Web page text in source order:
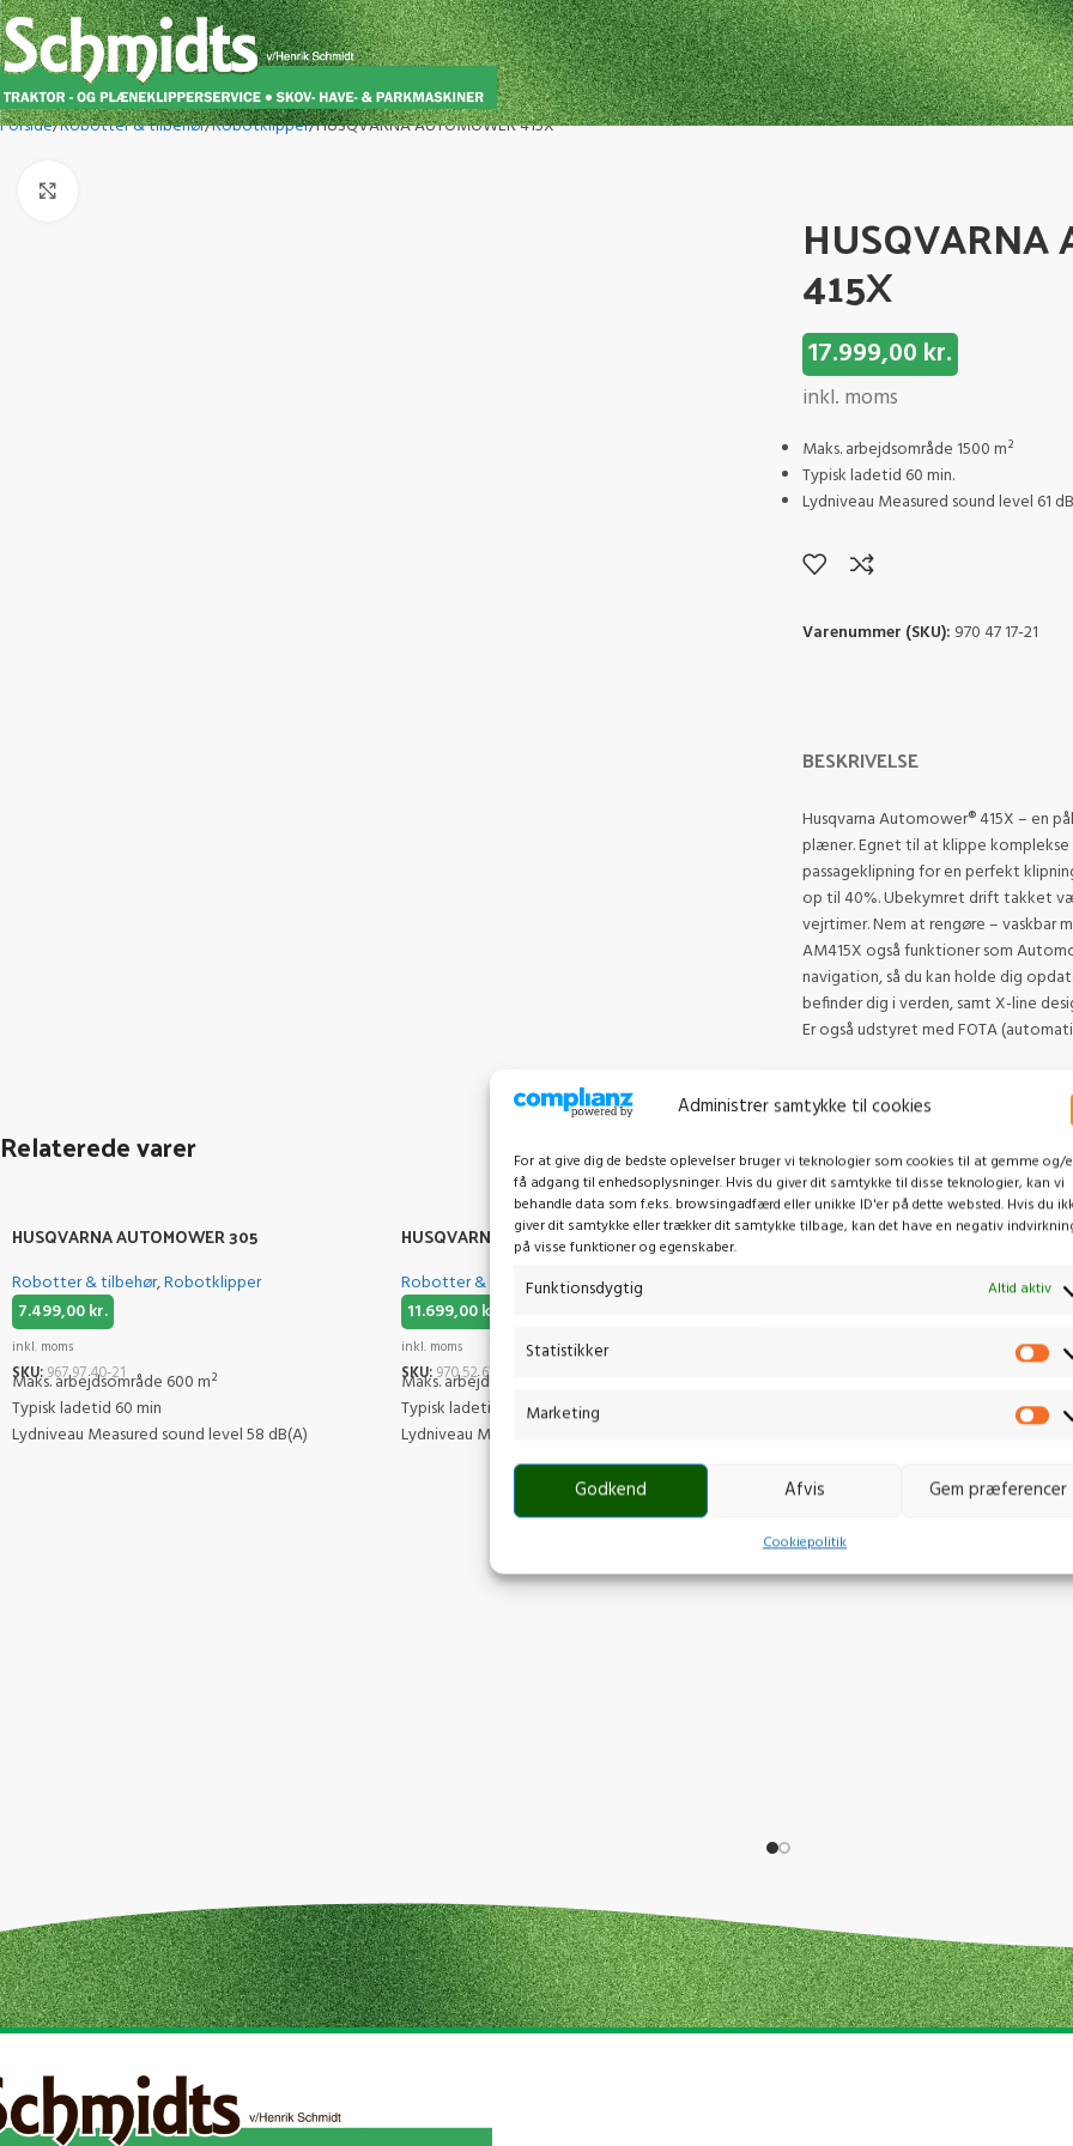
Administrer samtykke til cookies
For at give dig de bedste oplevelser bruger vi teknologier som cookies til at gemme og/
få adgang til enhedsoplysninger. Hvis du giver dit samtykke til disse teknologier, kan vi
behandle data som f.eks. browsingadfærd eller unikke ID'er på dette websted. Hvis du
giver dit samtykke eller trækker dit samtykke tilbage, kan det have en negativ
på visse funktioner og egenskaber.
Funktionsdygtig Altid aktiv
Statistikker
Marketing
Godkend Afvis Gem præferencer
Cookiepolitik
Forside Robotter & tilbehør Robotklipper HUSQVARNA AUTOMOWER 415X
HUSQVARNA
415X
17.999,00 kr.
inkl. moms
Maks. arbejdsområde 1500 m²
Typisk ladetid 60 min.
Lydniveau Measured sound level 61
Varenummer (SKU): 970 47 17-21
BESKRIVELSE
Husqvarna Automower® 415X – en
plæner. Egnet til at klippe
passageklipning for en perfekt
op til 40%. Ubekymret drift takket
vejrtimer. Nem at rengøre – vaskbar
AM415X også funktioner som
navigation, så du kan holde dig
befinder dig i verden, samt X-line
Er også udstyret med FOTA
Relaterede varer
HUSQVARNA AUTOMOWER 305
Robotter & tilbehør,Robotklipper
7.499,00kr.
inkl. moms
SKU:967 97 40-21
Maks. arbejdsområde 600 m²
Typisk ladetid 60 min
Lydniveau Measured sound level 58 dB(A)
HUSQVARNA AUTOMOWER 310 MARK II
Robotter & tilbehør,Robotklipper
11.699,00kr.
inkl. moms
SKU:970 52 67-21
Maks. arbejdsområde 1000 m²
Typisk ladetid 60 min
Lydniveau Measured sound level 58 dB(A)
HUSQVARNA AUTOMOWER 315 MARK
Robotklipper